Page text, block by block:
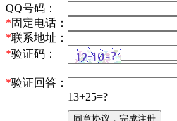
QQ号码：
*固定电话：
*联系地址：
*验证码：
*验证回答：
13+25=?